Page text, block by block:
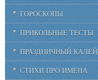
ГОРОСКОПЫ
ПРИКОЛЬНЫЕ ТЕСТЫ
ПРАЗДНИЧНЫЙ
СТИХИ ПРО ИМЕНА